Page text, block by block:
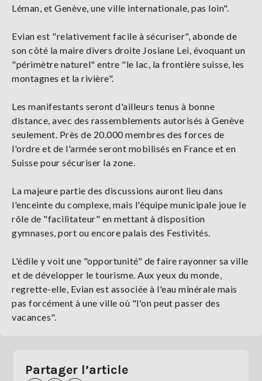
Léman, et Genève, une ville internationale, pas loin".
Evian est "relativement facile à sécuriser", abonde de
son côté la maire divers droite Josiane Lei, évoquant un
"périmètre naturel" entre "le lac, la frontière suisse, les
montagnes et la rivière".
Les manifestants seront d'ailleurs tenus à bonne
distance, avec des rassemblements autorisés à Genève
seulement. Près de 20.000 membres des forces de
l'ordre et de l'armée seront mobilisés en France et en
Suisse pour sécuriser la zone.
La majeure partie des discussions auront lieu dans
l'enceinte du complexe, mais l'équipe municipale joue le
rôle de "facilitateur" en mettant à disposition
gymnases, port ou encore palais des Festivités.
L'édile y voit une "opportunité" de faire rayonner sa ville
et de développer le tourisme. Aux yeux du monde,
regrette-elle, Evian est associée à l'eau minérale mais
pas forcément à une ville où "l'on peut passer des
vacances".
Partager l’article